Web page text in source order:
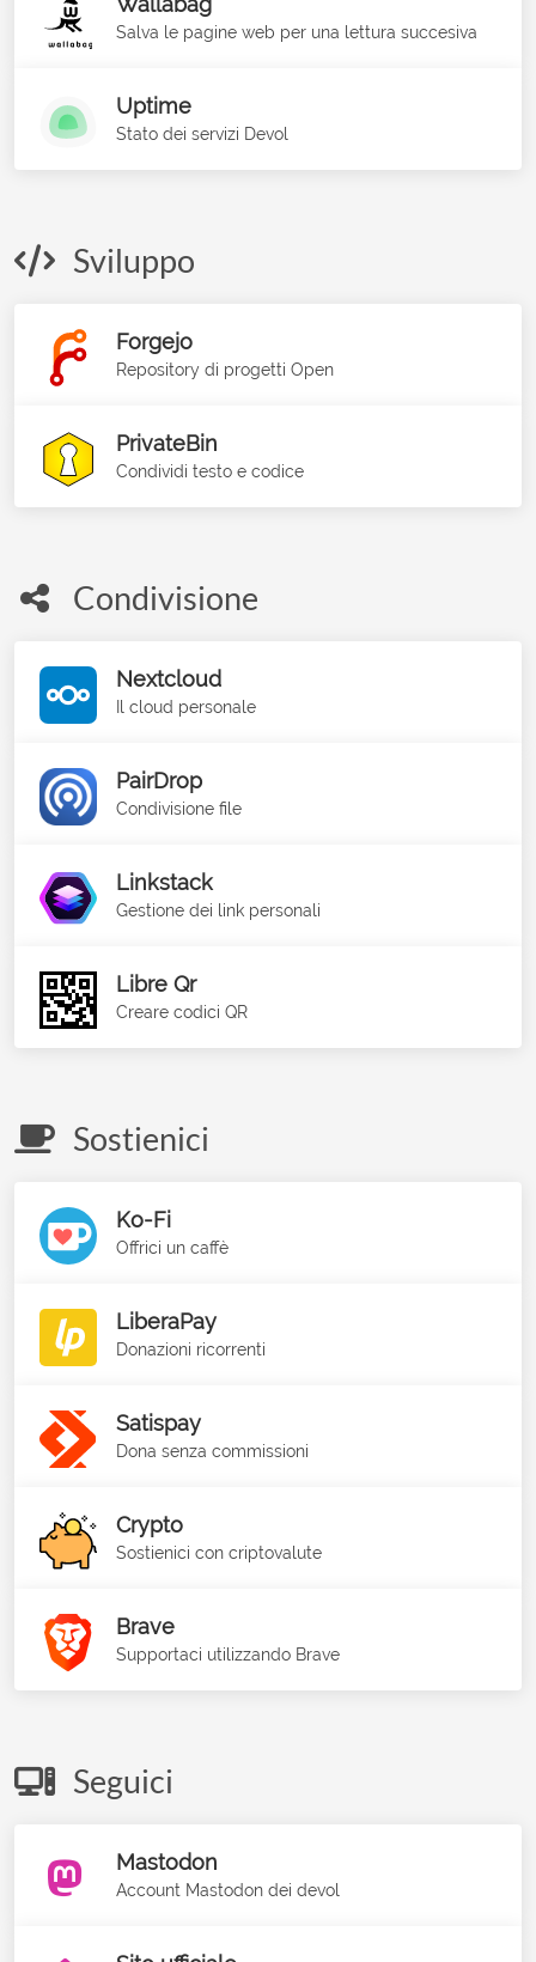
Salva le pagine web per una lettura succesiva
Uptime
Stato dei servizi Devol
Sviluppo
Forgejo
Repository di progetti Open
PrivateBin
Condividi testo e codice
Condivisione
Nextcloud
Il cloud personale
PairDrop
Condivisione file
Linkstack
Gestione dei link personali
Libre Qr
Creare codici QR
Sostienici
Ko-Fi
Offrici un caffè
LiberaPay
Donazioni ricorrenti
Satispay
Dona senza commissioni
Crypto
Sostienici con criptovalute
Brave
Supportaci utilizzando Brave
Seguici
Mastodon
Account Mastodon dei devol